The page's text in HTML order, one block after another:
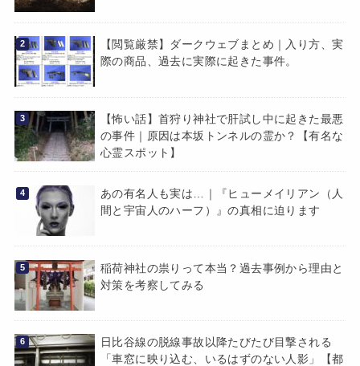
【閲覧厳禁】ダークウェブまとめ｜入り方、実
際の商品、過去に実際に起きた事件。
【怖い話】首狩り神社で肝試し中に起きた最悪
の事件｜原因は本坂トンネルの霊か？【有名な
心霊スポット】
あの有名人も実は…｜『ヒューメイリアン（人
間と宇宙人のハーフ）』の真相に迫ります
稲荷神社の祟りって本当？過去事例から理由と
対策を考察してみる
日比谷線の脱線事故以降たびたび目撃される
「車窓に映り込む、いるはずのない人影」【都